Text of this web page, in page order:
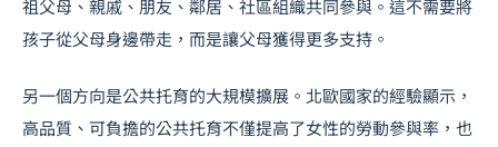
祖父母、親戚、朋友、鄰居、社區組織共同參與。這不需要將
孩子從父母身邊帶走，而是讓父母獲得更多支持。
另一個方向是公共托育的大規模擴展。北歐國家的經驗顯示，
高品質、可負擔的公共托育不僅提高了女性的勞動參與率，也